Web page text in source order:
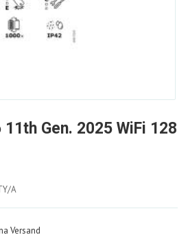
Gen. 2025 WiFi 128
A
Versand